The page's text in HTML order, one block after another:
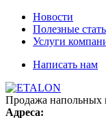
Новости
Полезные
Услуги
Написать нам
Продажа напольных
Адреса: